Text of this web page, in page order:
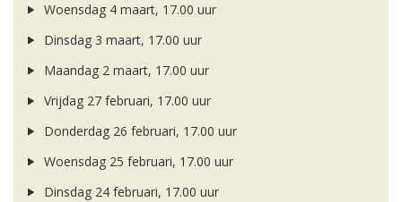
Woensdag 4 maart, 17.00 uur
Dinsdag 3 maart, 17.00 uur
Maandag 2 maart, 17.00 uur
Vrijdag 27 februari, 17.00 uur
Donderdag 26 februari, 17.00 uur
Woensdag 25 februari, 17.00 uur
Dinsdag 24 februari, 17.00 uur